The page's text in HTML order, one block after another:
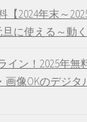
【2024年末～
旦に使える～動
イン！2025年無
画像OKのデジタ